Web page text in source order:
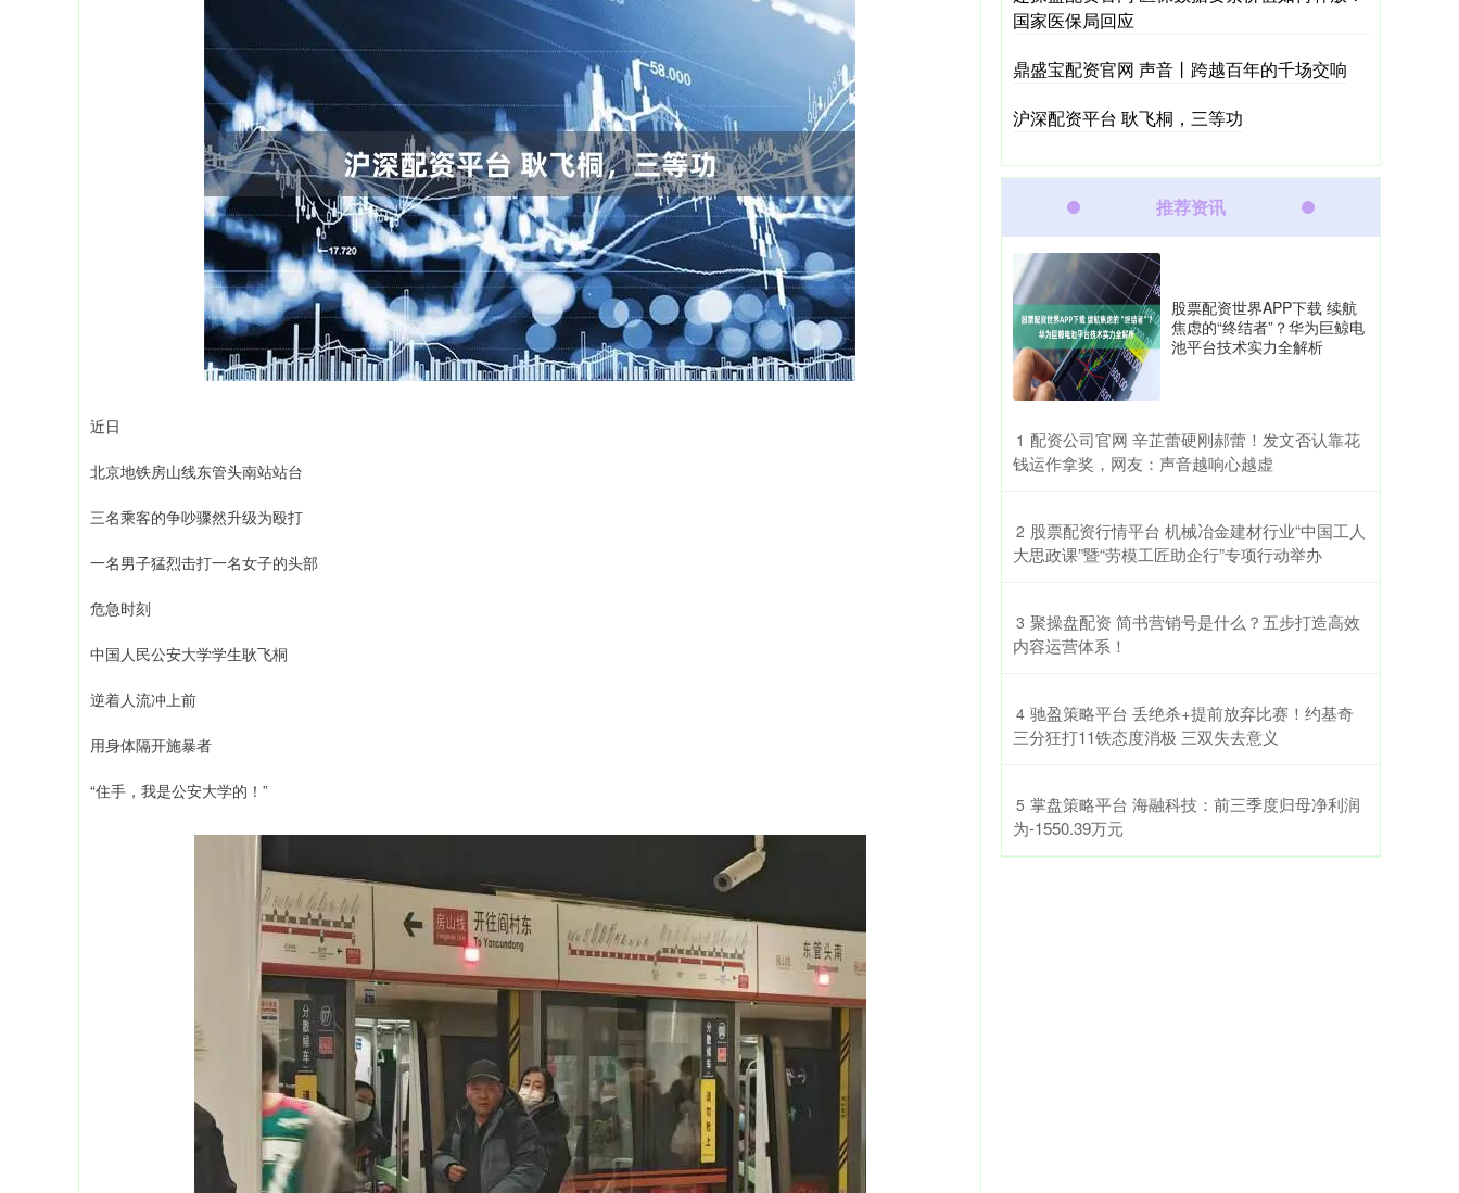
近日
北京地铁房山线东管头南站站台
三名乘客的争吵骤然升级为殴打
一名男子猛烈击打一名女子的头部
危急时刻
中国人民公安大学学生耿飞桐
逆着人流冲上前
用身体隔开施暴者
“住手，我是公安大学的！”
国家医保局回应
鼎盛宝配资官网 声音丨跨越百年的千场交响
沪深配资平台 耿飞桐，三等功
推荐资讯
股票配资世界APP下载 续航
焦虑的“终结者”？华为巨鲸电
池平台技术实力全解析
1 ​配资公司官网 辛芷蕾硬刚郝蕾！发文否认靠花
钱运作拿奖，网友：声音越响心越虚
2 ​股票配资行情平台 机械冶金建材行业“中国工人
大思政课”暨“劳模工匠助企行”专项行动举办
3 ​聚操盘配资 简书营销号是什么？五步打造高效
内容运营体系！
4 ​驰盈策略平台 丢绝杀+提前放弃比赛！约基奇
三分狂打11铁态度消极 三双失去意义
5 ​掌盘策略平台 海融科技：前三季度归母净利润
为-1550.39万元